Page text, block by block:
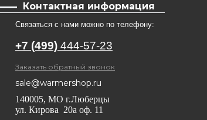
Контактная информация
Связаться с нами можно по телефону:
+7 (499) 444-57-23
Заказать обратный звонок
sale@warmershop.ru
140005, МО г.Люберцы
ул. Кирова 20а оф. 11